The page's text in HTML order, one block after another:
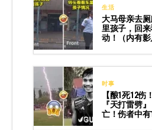
生活
大马母亲去
里孩子，回
动！（内有影
时事
【酿1死12
『天打雷劈
亡！伤者中有